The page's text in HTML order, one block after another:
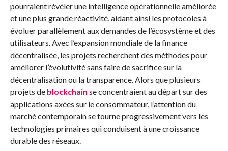
pourraient révéler une intelligence opérationnelle améliorée
et une plus grande réactivité, aidant ainsi les protocoles à
évoluer parallèlement aux demandes de l’écosystème et des
utilisateurs. Avec l’expansion mondiale de la finance
décentralisée, les projets recherchent des méthodes pour
améliorer l’évolutivité sans faire de sacrifice sur la
décentralisation ou la transparence. Alors que plusieurs
projets de blockchain se concentraient au départ sur des
applications axées sur le consommateur, l’attention du
marché contemporain se tourne progressivement vers les
technologies primaires qui conduisent à une croissance
durable des réseaux.